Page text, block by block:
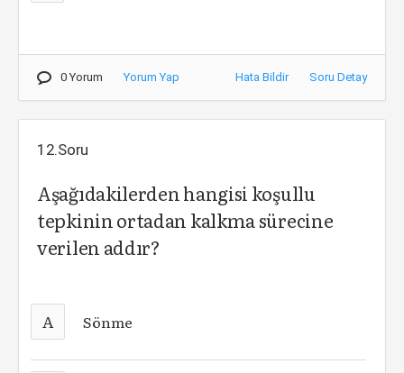
0 Yorum Yorum Yap Hata Bildir Soru Detay
12.Soru
Aşağıdakilerden hangisi koşullu
tepkinin ortadan kalkma sürecine
verilen addır?
A Sönme